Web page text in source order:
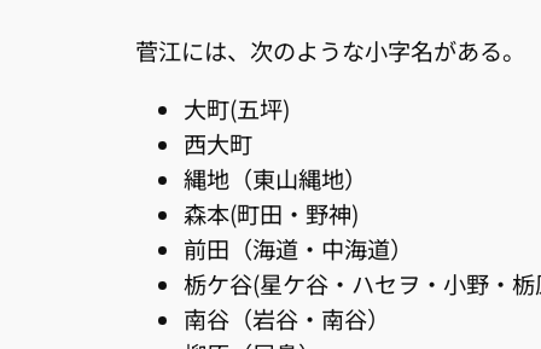
菅江には、次のような小字名がある。
大町(五坪)
西大町
縄地（東山縄地）
森本(町田・野神)
前田（海道・中海道）
栃ケ谷(星ケ谷・ハセヲ・小野・栃
南谷（岩谷・南谷）